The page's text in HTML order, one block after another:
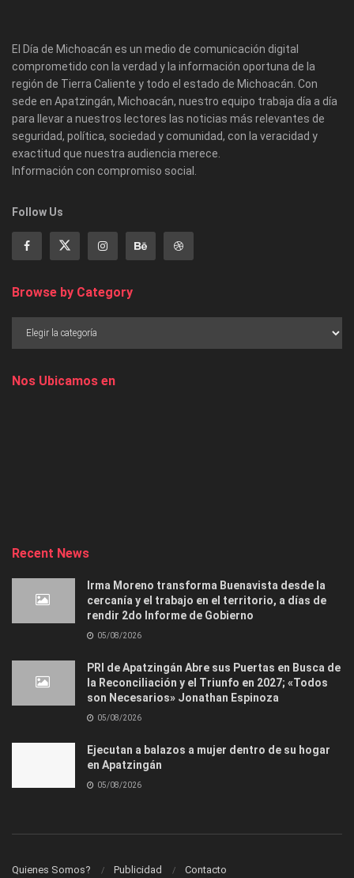
El Día de Michoacán es un medio de comunicación digital
comprometido con la verdad y la información oportuna de la
región de Tierra Caliente y todo el estado de Michoacán. Con
sede en Apatzingán, Michoacán, nuestro equipo trabaja día a día
para llevar a nuestros lectores las noticias más relevantes de
seguridad, política, sociedad y comunidad, con la veracidad y
exactitud que nuestra audiencia merece.
Información con compromiso social.
Follow Us
Browse by Category
Nos Ubicamos en
Recent News
Irma Moreno transforma Buenavista desde la
cercanía y el trabajo en el territorio, a días de
rendir 2do Informe de Gobierno
05/08/2026
PRI de Apatzingán Abre sus Puertas en Busca de
la Reconciliación y el Triunfo en 2027; «Todos
son Necesarios» Jonathan Espinoza
05/08/2026
Ejecutan a balazos a mujer dentro de su hogar
en Apatzingán
05/08/2026
Quienes Somos? Publicidad Contacto